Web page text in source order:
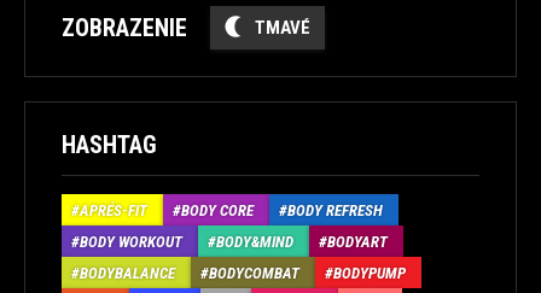
ZOBRAZENIE TMAVÉ
HASHTAG
APRÉS-FIT BODY CORE
BODY REFRESH
BODY WORKOUT
BODY&MIND
BODYART
BODYBALANCE
BODYCOMBAT
BODYPUMP